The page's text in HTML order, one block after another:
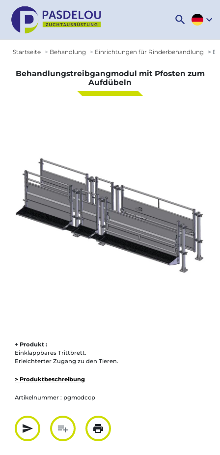
search expand_more
Startseite Behandlung Einrichtungen für Rinderbehandlung
Behandlungstreibgangmodul mit Pfosten zum
Aufdübeln
+ Produkt :
Einklappbares Trittbrett.
Erleichterter Zugang zu den Tieren.
> Produktbeschreibung
Artikelnummer : pgmodccp
send
Partager par mail
playlist_add
Ajouter à la liste
print
Imprimer